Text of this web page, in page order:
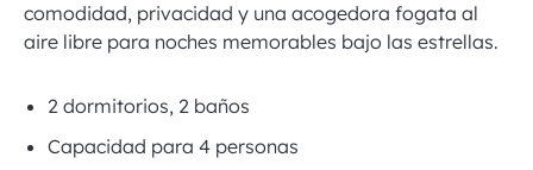
comodidad, privacidad y una acogedora fogata al
aire libre para noches memorables bajo las estrellas.
2 dormitorios, 2 baños
Capacidad para 4 personas